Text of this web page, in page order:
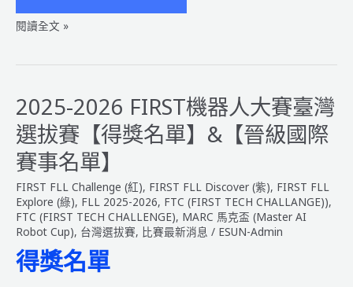
FIRST®
League
2027
BIOGLOW™
Season
Materials
閱讀全文 »
2025-2026 FIRST機器人大賽臺灣
選拔賽【得獎名單】&【晉級國際
賽事名單】
FIRST FLL Challenge (紅), FIRST FLL Discover (紫), FIRST FLL
Explore (綠), FLL 2025-2026, FTC (FIRST TECH CHALLANGE)),
FTC (FIRST TECH CHALLENGE), MARC 馬克盃 (Master AI
Robot Cup), 台灣選拔賽, 比賽最新消息 / ESUN-Admin
得獎名單